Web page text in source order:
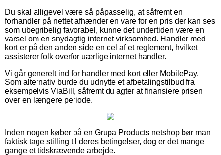
Du skal alligevel være så påpasselig, at såfremt en
forhandler på nettet afhænder en vare for en pris der kan ses
som ubegribelig favorabel, kunne det undertiden være en
varsel om en snydagtig internet virksomhed. Handler med
kort er på den anden side en del af et reglement, hvilket
assisterer folk overfor uærlige internet handler.
Vi går generelt ind for handler med kort eller MobilePay.
Som alternativ burde du udnytte et afbetalingstilbud fra
eksempelvis ViaBill, såfremt du agter at finansiere prisen
over en længere periode.
Inden nogen køber på en Grupa Products netshop bør man
faktisk tage stilling til deres betingelser, dog er det mange
gange et tidskrævende arbejde.